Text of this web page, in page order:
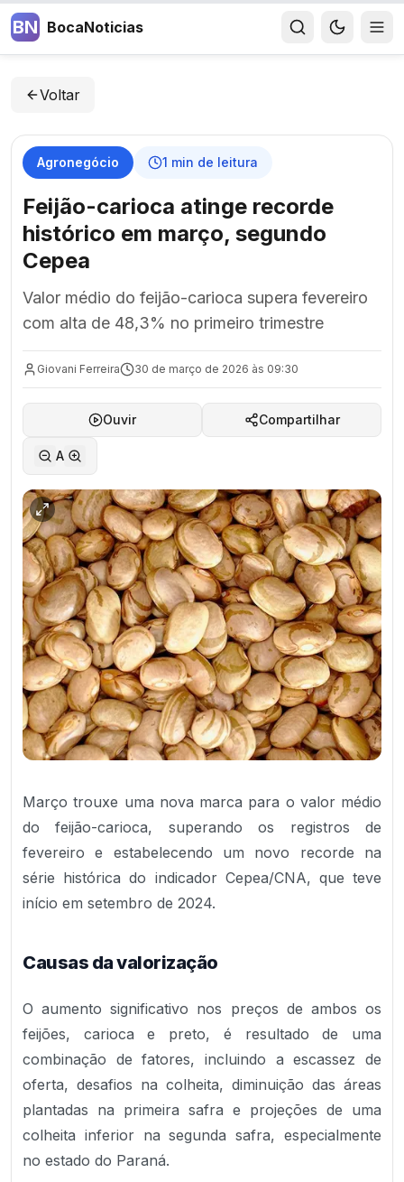
BN BocaNoticias
Voltar
Agronegócio 1 min de leitura
Feijão-carioca atinge recorde
histórico em março, segundo
Cepea
Valor médio do feijão-carioca supera fevereiro
com alta de 48,3% no primeiro trimestre
Giovani Ferreira 30 de março de 2026 às 09:30
Ouvir Compartilhar
A
Março trouxe uma nova marca para o valor médio
do feijão-carioca, superando os registros de
fevereiro e estabelecendo um novo recorde na
série histórica do indicador Cepea/CNA, que teve
início em setembro de 2024.
Causas da valorização
O aumento significativo nos preços de ambos os
feijões, carioca e preto, é resultado de uma
combinação de fatores, incluindo a escassez de
oferta, desafios na colheita, diminuição das áreas
plantadas na primeira safra e projeções de uma
colheita inferior na segunda safra, especialmente
no estado do Paraná.